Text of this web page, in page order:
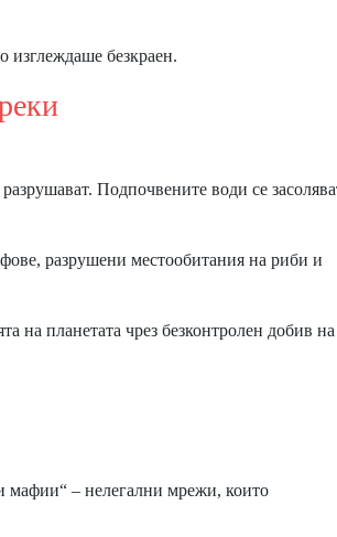
изглеждаше безкраен.
Подпочвените води се
разрушени местообитания на риби и
на планетата чрез безконтролен добив на
мафии“ – нелегални мрежи, които